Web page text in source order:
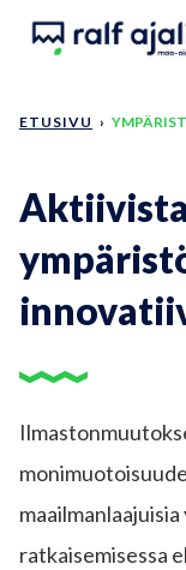
ETUSIVU ›
Aktiivista
ratkaisemisessa